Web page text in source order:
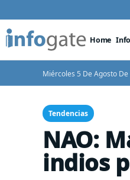
Home
Miércoles 5 De Agosto
Tendencias
NAO:
indios